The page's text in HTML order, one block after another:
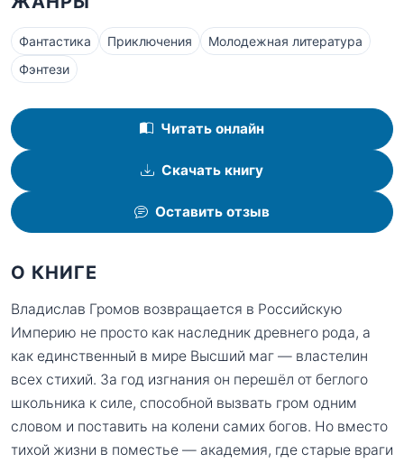
Фантастика Приключения
Молодежная литература
Фэнтези
Читать онлайн
Скачать книгу
Оставить отзыв
О КНИГЕ
Владислав Громов возвращается в Российскую
Империю не просто как наследник древнего рода, а
как единственный в мире Высший маг — властелин
всех стихий. За год изгнания он перешёл от беглого
школьника к силе, способной вызвать гром одним
словом и поставить на колени самих богов. Но вместо
тихой жизни в поместье — академия, где старые враги